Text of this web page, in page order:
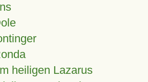
heiligen Lazarus